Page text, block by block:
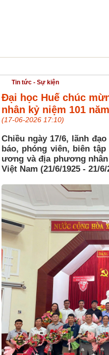
Tin tức - Sự kiện
Đại học Huế chúc
nhân kỷ niệm 101
(17-06-2026 17:10)
Chiều ngày 17/6, lãnh
báo, phóng viên, biên
ương và địa phương
Việt Nam (21/6/1925 - 21/6/